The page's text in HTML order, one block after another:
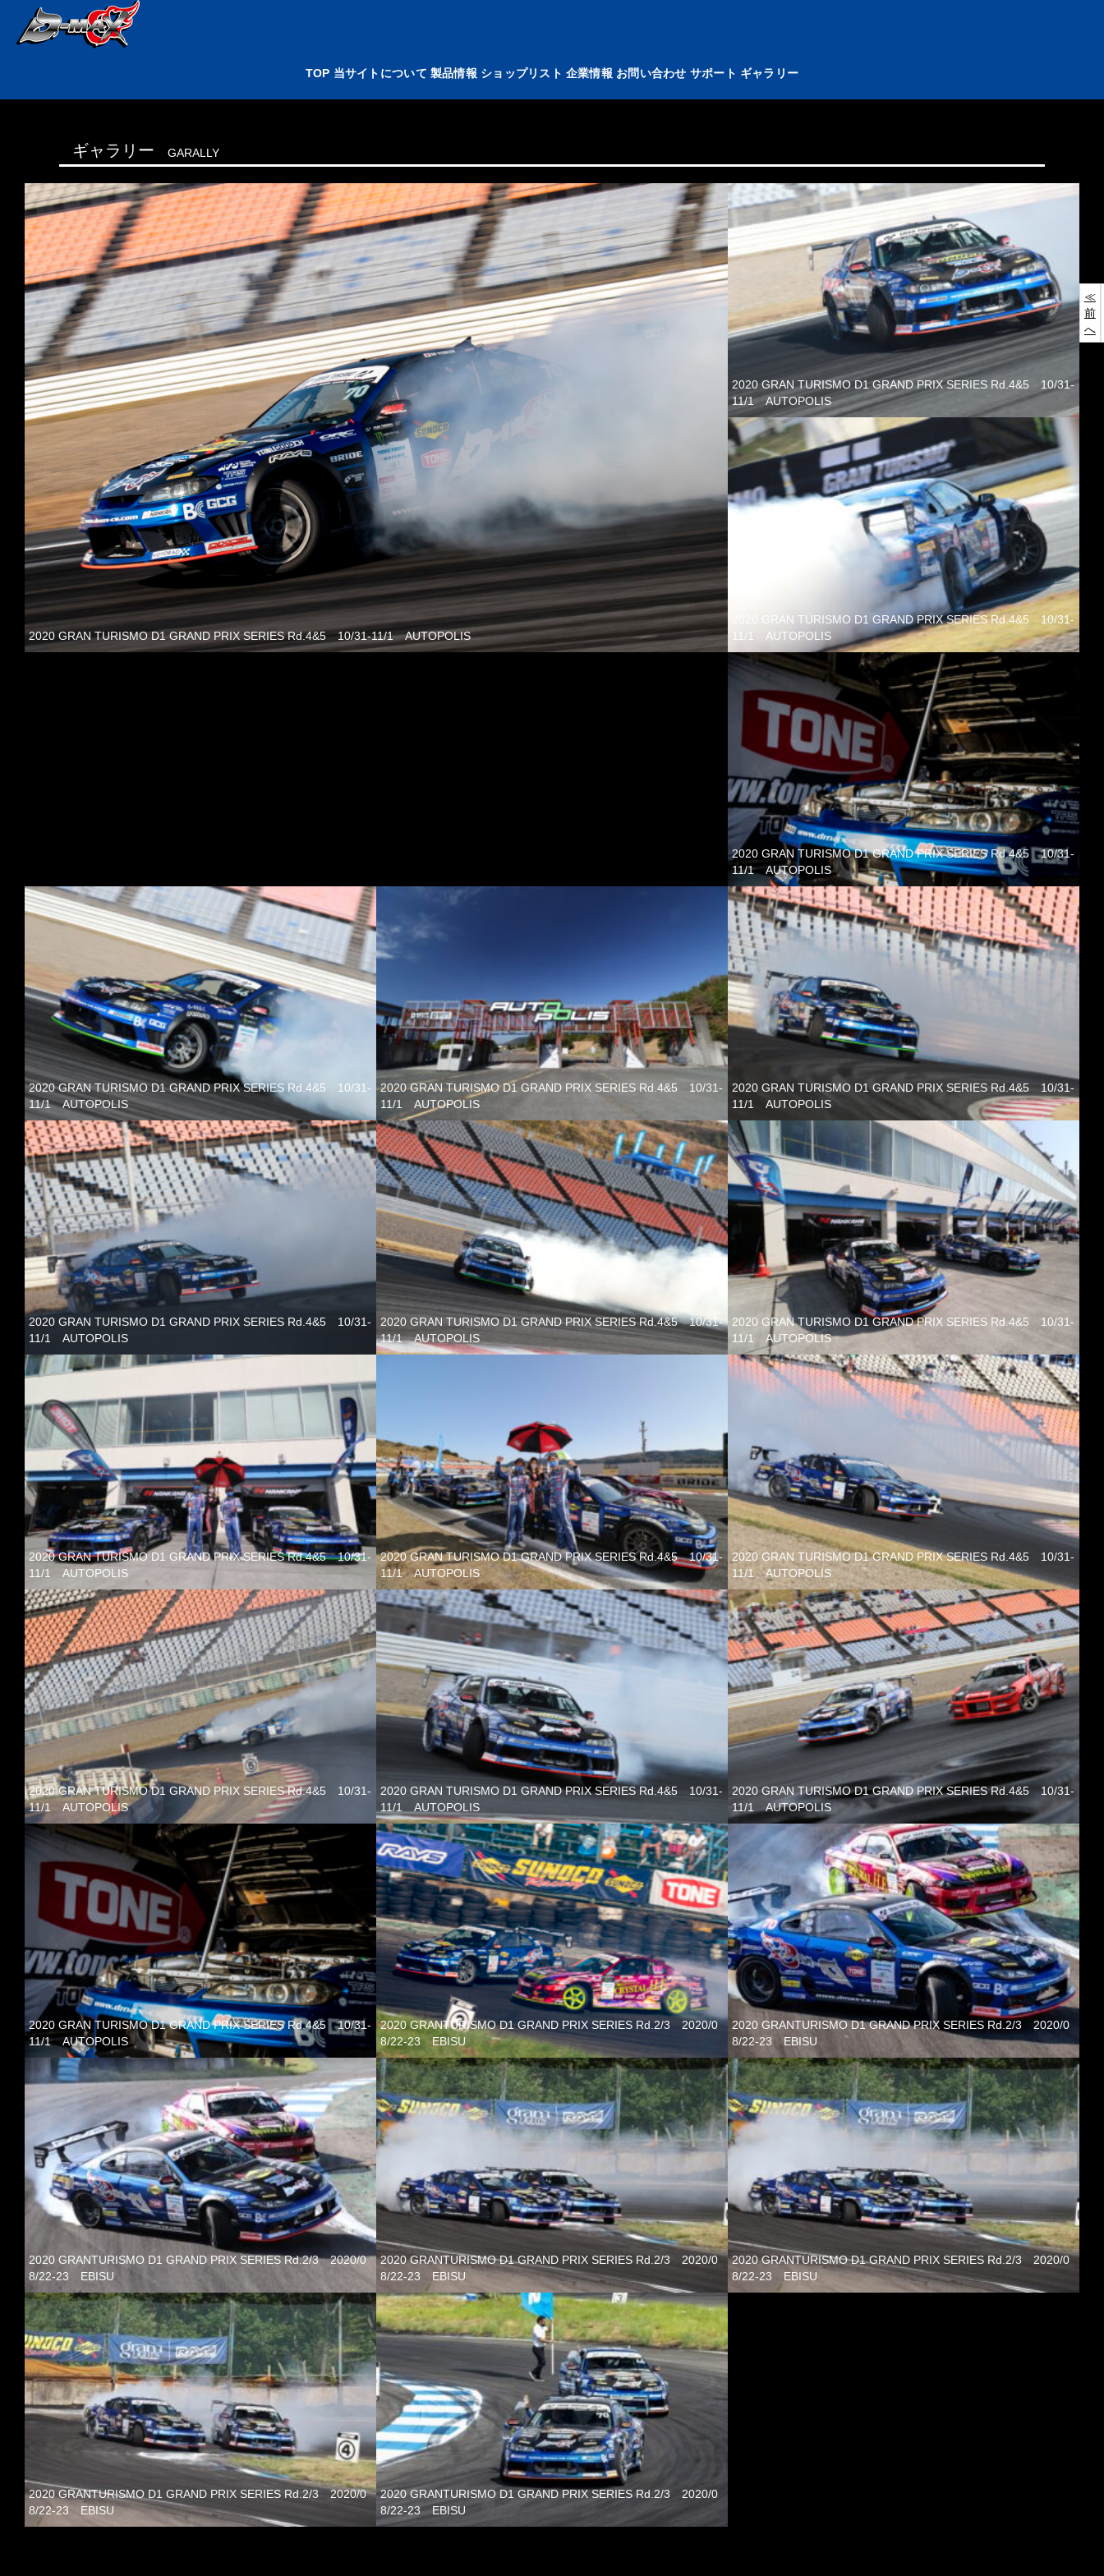
TOP 当サイトについて 製品情報 ショップリスト 企業情報 お問い合わせ サポート ギャラリー
ギャラリー GARALLY
2020 GRAN TURISMO D1 GRAND PRIX SERIES Rd.4&5 10/31-11/1 AUTOPOLIS
2020 GRAN TURISMO D1 GRAND PRIX SERIES Rd.4&5 10/31-
11/1 AUTOPOLIS
2020 GRAN TURISMO D1 GRAND PRIX SERIES Rd.4&5 10/31-
11/1 AUTOPOLIS
2020 GRAN TURISMO D1 GRAND PRIX SERIES Rd.4&5 10/31-
11/1 AUTOPOLIS
2020 GRAN TURISMO D1 GRAND PRIX SERIES Rd.4&5 10/31-
11/1 AUTOPOLIS
2020 GRAN TURISMO D1 GRAND PRIX SERIES Rd.4&5 10/31-
11/1 AUTOPOLIS
2020 GRAN TURISMO D1 GRAND PRIX SERIES Rd.4&5 10/31-
11/1 AUTOPOLIS
2020 GRAN TURISMO D1 GRAND PRIX SERIES Rd.4&5 10/31-
11/1 AUTOPOLIS
2020 GRAN TURISMO D1 GRAND PRIX SERIES Rd.4&5 10/31-
11/1 AUTOPOLIS
2020 GRAN TURISMO D1 GRAND PRIX SERIES Rd.4&5 10/31-
11/1 AUTOPOLIS
2020 GRAN TURISMO D1 GRAND PRIX SERIES Rd.4&5 10/31-
11/1 AUTOPOLIS
2020 GRAN TURISMO D1 GRAND PRIX SERIES Rd.4&5 10/31-
11/1 AUTOPOLIS
2020 GRAN TURISMO D1 GRAND PRIX SERIES Rd.4&5 10/31-
11/1 AUTOPOLIS
2020 GRAN TURISMO D1 GRAND PRIX SERIES Rd.4&5 10/31-
11/1 AUTOPOLIS
2020 GRAN TURISMO D1 GRAND PRIX SERIES Rd.4&5 10/31-
11/1 AUTOPOLIS
2020 GRAN TURISMO D1 GRAND PRIX SERIES Rd.4&5 10/31-
11/1 AUTOPOLIS
2020 GRAN TURISMO D1 GRAND PRIX SERIES Rd.4&5 10/31-
11/1 AUTOPOLIS
2020 GRANTURISMO D1 GRAND PRIX SERIES Rd.2/3 2020/0
8/22-23 EBISU
2020 GRANTURISMO D1 GRAND PRIX SERIES Rd.2/3 2020/0
8/22-23 EBISU
2020 GRANTURISMO D1 GRAND PRIX SERIES Rd.2/3 2020/0
8/22-23 EBISU
2020 GRANTURISMO D1 GRAND PRIX SERIES Rd.2/3 2020/0
8/22-23 EBISU
2020 GRANTURISMO D1 GRAND PRIX SERIES Rd.2/3 2020/0
8/22-23 EBISU
2020 GRANTURISMO D1 GRAND PRIX SERIES Rd.2/3 2020/0
8/22-23 EBISU
2020 GRANTURISMO D1 GRAND PRIX SERIES Rd.2/3 2020/0
8/22-23 EBISU
投
ビ
ゲ
ー
ョ
ン
≪
前
へ